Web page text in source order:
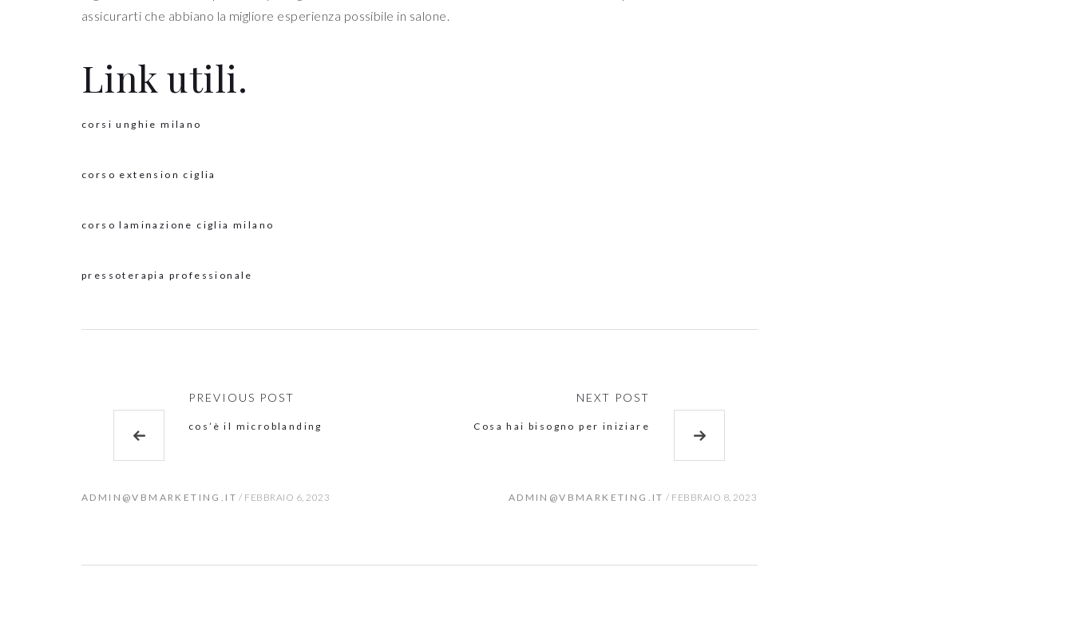
assicurarti che abbiano la migliore esperienza possibile in salone.
Link utili.
corsi unghie milano
corso extension ciglia
corso laminazione ciglia milano
pressoterapia professionale
PREVIOUS POST
cos’è il microblanding
ADMIN@VBMARKETING.IT / FEBBRAIO 6, 2023
NEXT POST
Cosa hai bisogno per iniziare
ADMIN@VBMARKETING.IT / FEBBRAIO 8, 2023